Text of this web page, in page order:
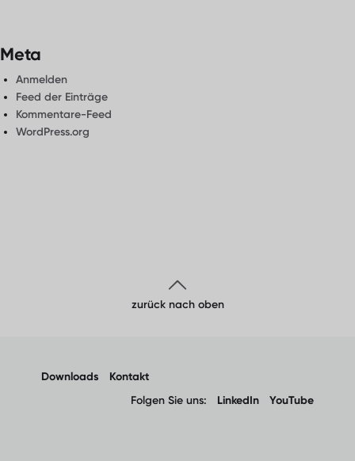
Meta
Anmelden
Feed der Einträge
Kommentare-Feed
WordPress.org
zurück nach oben
Downloads
Kontakt
Folgen Sie uns:
LinkedIn YouTube